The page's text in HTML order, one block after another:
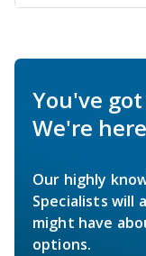
You've
We're
Our highly
Specialists will
might have
options.